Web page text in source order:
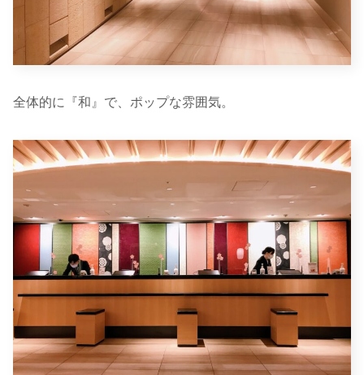
全体的に『和』で、ポップな雰囲気。